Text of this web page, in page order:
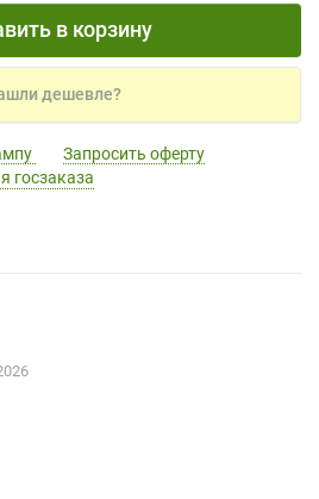
в корзину
дешевле?
Запросить оферту
госзаказа